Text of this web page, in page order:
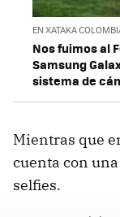
EN XATAKA
Nos fuimos al
Samsung
sistema de
Mientras que
cuenta con una
selfies.